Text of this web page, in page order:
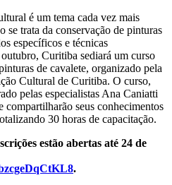
é um tema cada vez mais
se trata da conservação de pinturas
específicos e técnicas
Curitiba sediará um curso
de cavalete, organizado pela
Cultural de Curitiba. O curso,
pelas especialistas Ana Caniatti
seus conhecimentos
30 horas de capacitação.
estão abertas até 24 de
.